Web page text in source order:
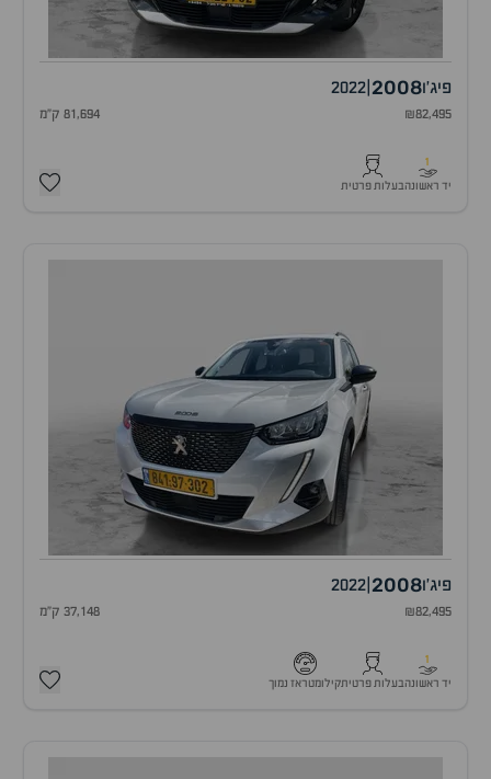
פיג'ו2008
2022
₪82,495 81,694 ק"מ
1
יד ראשונהבעלות פרטית
פיג'ו2008
2022
₪82,495 37,148 ק"מ
1
יד ראשונהבעלות פרטיתקילומטראז נמוך